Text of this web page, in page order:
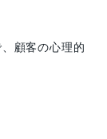
顧客の心理的